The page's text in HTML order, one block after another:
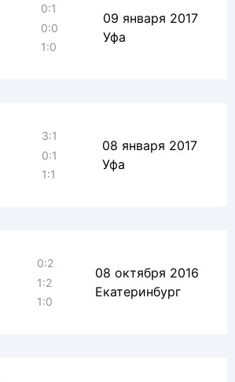
0:1
0:0
1:0
09 января 2017
Уфа
3:1
0:1
1:1
08 января 2017
Уфа
0:2
1:2
1:0
08 октября 2016
Екатеринбург